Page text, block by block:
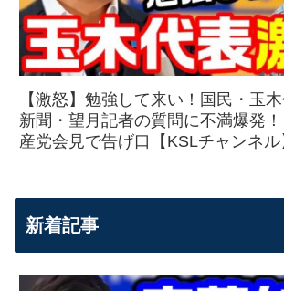
【激怒】勉強して来い！国民・玉
新聞・望月記者の質問に不満爆発
産党会見で告げ口【KSLチャンネル
新着記事